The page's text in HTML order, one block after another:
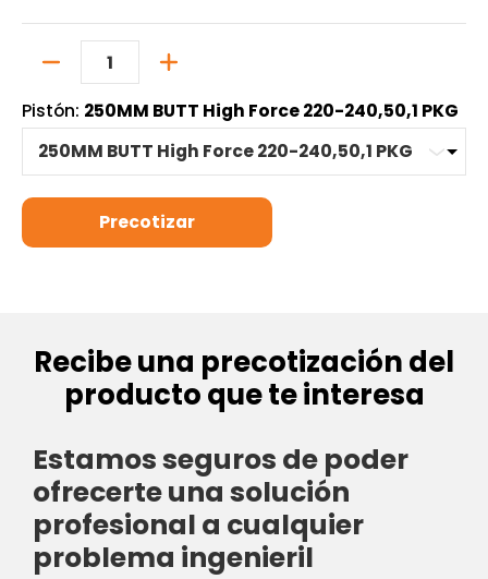
Pistón: 250MM BUTT High Force 220-240,50,1 PKG
Recibe una precotización del
producto que te interesa
Estamos seguros de poder
ofrecerte una solución
profesional a cualquier
problema ingenieril